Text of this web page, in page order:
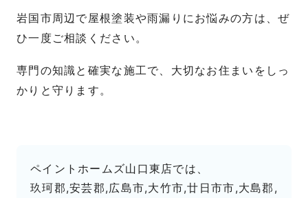
岩国市周辺で屋根塗装や雨漏りにお悩みの方は、ぜ
ひ一度ご相談ください。
専門の知識と確実な施工で、大切なお住まいをしっ
かりと守ります。
ペイントホームズ山口東店では、
玖珂郡,安芸郡,広島市,大竹市,廿日市市,大島郡,